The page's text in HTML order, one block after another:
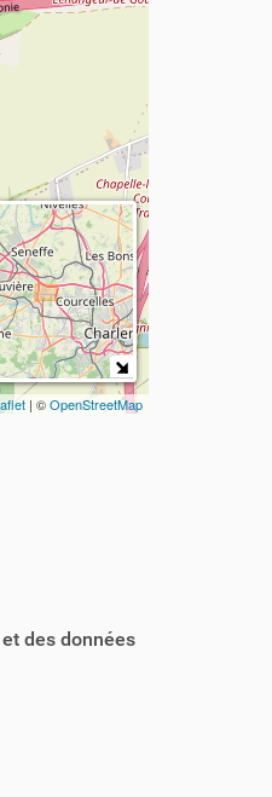
| ©OpenStreetMap
des données